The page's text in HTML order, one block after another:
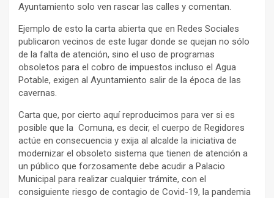
Ayuntamiento solo ven rascar las calles y comentan.
Ejemplo de esto la carta abierta que en Redes Sociales
publicaron vecinos de este lugar donde se quejan no sólo
de la falta de atención, sino el uso de programas
obsoletos para el cobro de impuestos incluso el Agua
Potable, exigen al Ayuntamiento salir de la época de las
cavernas.
Carta que, por cierto aquí reproducimos para ver si es
posible que la Comuna, es decir, el cuerpo de Regidores
actúe en consecuencia y exija al alcalde la iniciativa de
modernizar el obsoleto sistema que tienen de atención a
un público que forzosamente debe acudir a Palacio
Municipal para realizar cualquier trámite, con el
consiguiente riesgo de contagio de Covid-19, la pandemia